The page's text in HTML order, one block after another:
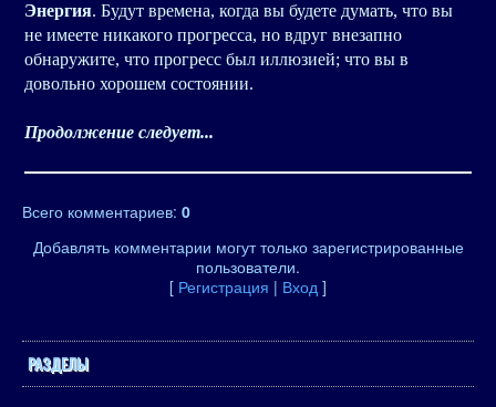
Энергия. Будут времена, когда вы будете думать, что вы
не имеете никакого прогресса, но вдруг внезапно
обнаружите, что прогресс был иллюзией; что вы в
довольно хорошем состоянии.
Продолжение следует...
Всего комментариев: 0
Добавлять комментарии могут только зарегистрированные
пользователи.
[ Регистрация | Вход ]
РАЗДЕЛЫ